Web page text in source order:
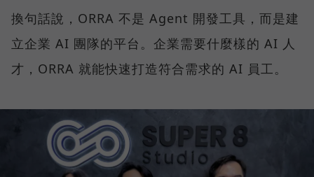
換句話說，ORRA 不是 Agent 開發工具，而是建
立企業 AI 團隊的平台。企業需要什麼樣的 AI 人
才，ORRA 就能快速打造符合需求的 AI 員工。